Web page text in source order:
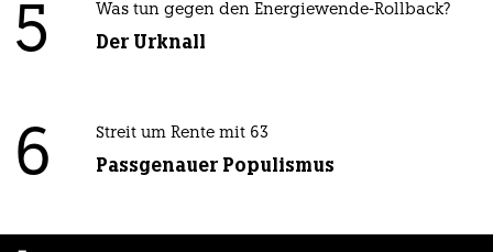
5 Was tun gegen den Energiewende-Rollback?
Der Urknall
6 Streit um Rente mit 63
Passgenauer Populismus